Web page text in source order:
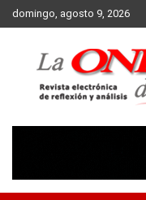
Skip
to
domingo, agosto 9, 2026